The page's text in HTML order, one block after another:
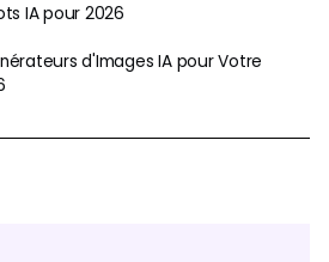
IA pour 2026
d'Images IA pour Votre